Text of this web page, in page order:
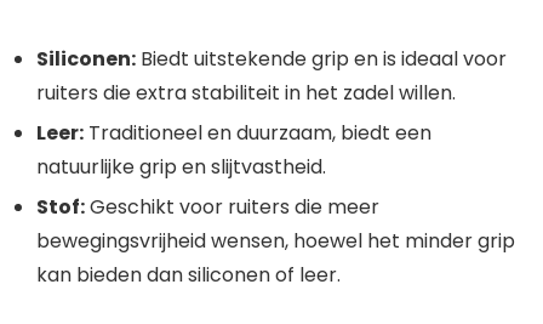
Siliconen: Biedt uitstekende grip en is ideaal voor
ruiters die extra stabiliteit in het zadel willen.
Leer: Traditioneel en duurzaam, biedt een
natuurlijke grip en slijtvastheid.
Stof:Geschikt voor ruiters die meer
bewegingsvrijheid wensen, hoewel het minder grip
kan bieden dan siliconen of leer.